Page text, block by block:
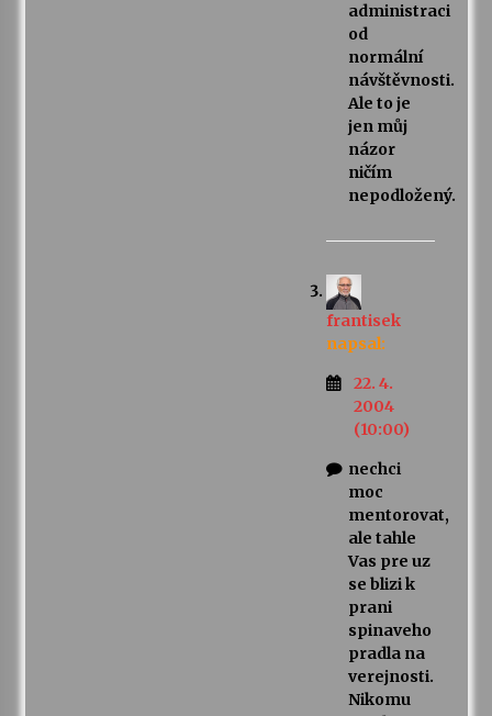
administraci
od
normální
návštěvnosti.
Ale to je
jen můj
názor
ničím
nepodložený.
frantisek
napsal:
22. 4.
2004
(10:00)
nechci
moc
mentorovat,
ale tahle
Vas pre uz
se blizi k
prani
spinaveho
pradla na
verejnosti.
Nikomu